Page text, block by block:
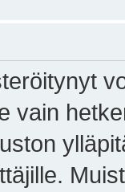
vain